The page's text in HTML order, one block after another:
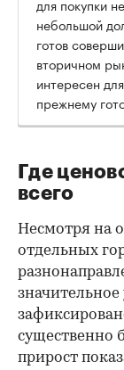
для покупки
небольшой
готов
вторичном
интересен
прежнему
Где
всего
Несмотря на
отдельных
существенно
прирост